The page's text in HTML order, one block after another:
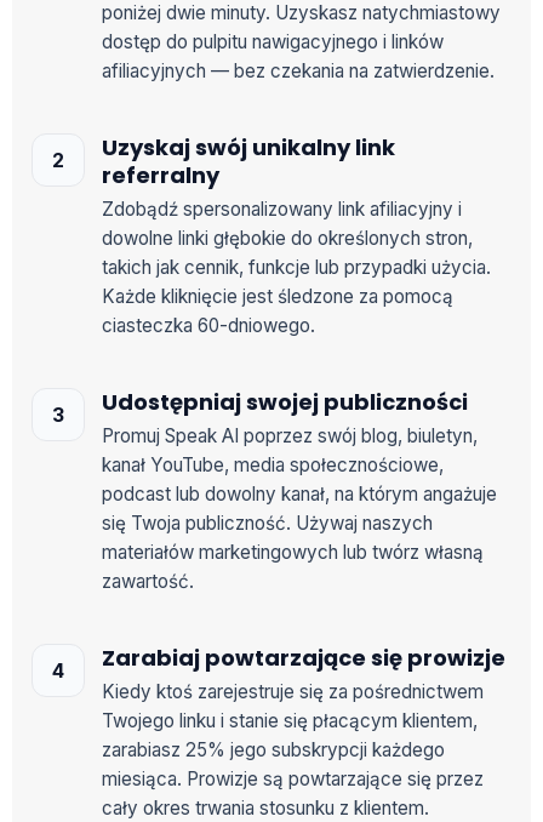
poniżej dwie minuty. Uzyskasz natychmiastowy
dostęp do pulpitu nawigacyjnego i linków
afiliacyjnych — bez czekania na zatwierdzenie.
Uzyskaj swój unikalny link
referralny
Zdobądź spersonalizowany link afiliacyjny i
dowolne linki głębokie do określonych stron,
takich jak cennik, funkcje lub przypadki użycia.
Każde kliknięcie jest śledzone za pomocą
ciasteczka 60-dniowego.
Udostępniaj swojej publiczności
Promuj Speak AI poprzez swój blog, biuletyn,
kanał YouTube, media społecznościowe,
podcast lub dowolny kanał, na którym angażuje
się Twoja publiczność. Używaj naszych
materiałów marketingowych lub twórz własną
zawartość.
Zarabiaj powtarzające się prowizje
Kiedy ktoś zarejestruje się za pośrednictwem
Twojego linku i stanie się płacącym klientem,
zarabiasz 25% jego subskrypcji każdego
miesiąca. Prowizje są powtarzające się przez
cały okres trwania stosunku z klientem.